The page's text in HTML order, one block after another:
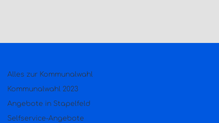
Alles zur Kommunalwahl
Kommunalwahl 2023
Angebote in Stapelfeld
Selfservice-Angebote